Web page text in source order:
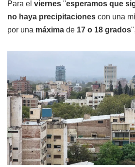
Para el viernes "esperamos que
no haya precipitaciones con una
por una máxima de 17 o 18 grados